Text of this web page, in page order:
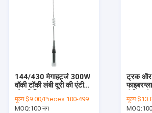
144/430 मेगाहर्ट्ज 300W
वॉकी टॉकी लंबी दूरी की एंटीना
मूल्य:$9.00/Pieces 100-499 Pieces
MOQ:100 नग
ट्रक और
मूल्य:
MOQ: